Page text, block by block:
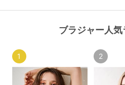
ブラジャー人
1 2